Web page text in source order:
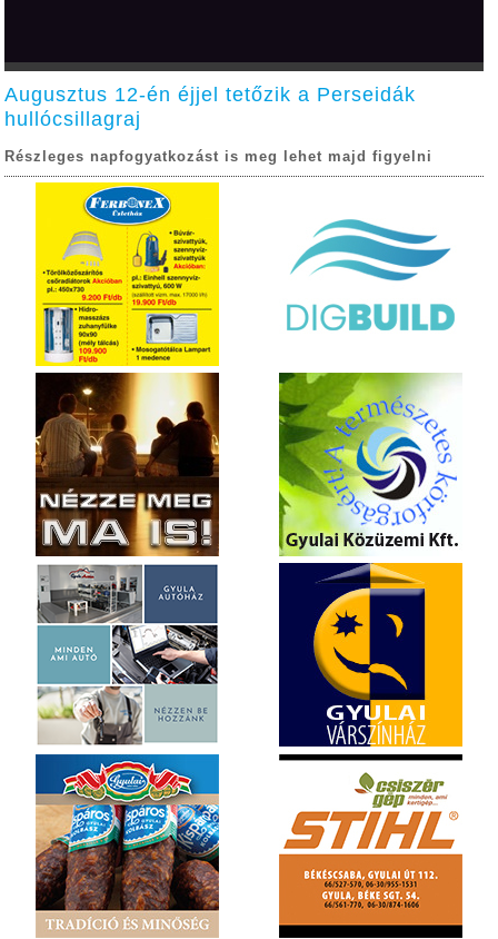
Augusztus 12-én éjjel tetőzik a Perseidák
hullócsillagraj
Részleges napfogyatkozást is meg lehet majd figyelni